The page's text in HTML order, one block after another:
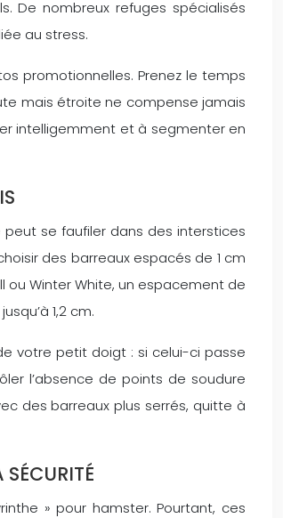
De nombreux refuges spécialisés
au stress.
promotionnelles. Prenez le temps
mais étroite ne compense jamais
intelligemment et à segmenter en
se faufiler dans des interstices
des barreaux espacés de 1 cm
Winter White, un espacement de
1,2 cm.
votre petit doigt : si celui-ci passe
l’absence de points de soudure
des barreaux plus serrés, quitte à
» pour hamster. Pourtant, ces